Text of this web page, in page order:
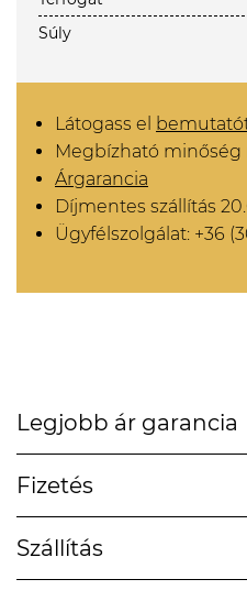
Súly
Látogass el
Megbízható minőség
Árgarancia
Díjmentes szállítás
Ügyfélszolgálat: +36
Legjobb ár garancia
Fizetés
Szállítás